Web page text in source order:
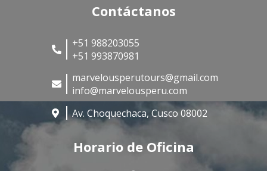
Contáctanos
+51 988203055
+51 993870981
marvelousperutours@gmail.com
info@marvelousperu.com
Av. Choquechaca, Cusco 08002
Horario de Oficina